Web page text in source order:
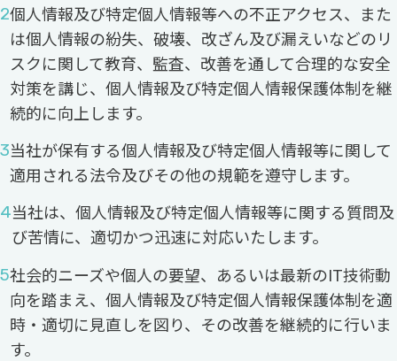
個人情報及び特定個人情報等への不正アクセス、また
は個人情報の紛失、破壊、改ざん及び漏えいなどのリ
スクに関して教育、監査、改善を通して合理的な安全
対策を講じ、個人情報及び特定個人情報保護体制を継
続的に向上します。
当社が保有する個人情報及び特定個人情報等に関して
適用される法令及びその他の規範を遵守します。
当社は、個人情報及び特定個人情報等に関する質問及
び苦情に、適切かつ迅速に対応いたします。
社会的ニーズや個人の要望、あるいは最新のIT技術動
向を踏まえ、個人情報及び特定個人情報保護体制を適
時・適切に見直しを図り、その改善を継続的に行いま
す。